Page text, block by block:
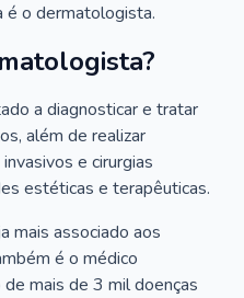
é o dermatologista.
a diagnosticar e tratar
além de realizar
e cirurgias
estéticas e terapêuticas.
mais associado aos
é o médico
mais de 3 mil doenças